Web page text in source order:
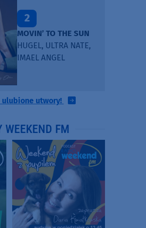
2
MOVIN’ TO THE SUN
HUGEL, ULTRA NATE,
IMAEL ANGEL
ulubione utwory!
WEEKEND FM